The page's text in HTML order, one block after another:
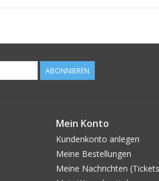
ABONNIEREN
Mein Konto
Kundenkonto anlegen
Meine Bestellungen
Meine Nachrichten